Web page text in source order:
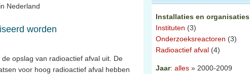
Nederland
worden
opslag van radioactief afval uit. De
voor hoog radioactief afval hebben
Installaties en organisaties
Instituten (3)
Onderzoeksreactoren (3)
Radioactief afval (4)
Jaar: alles » 2000-2009